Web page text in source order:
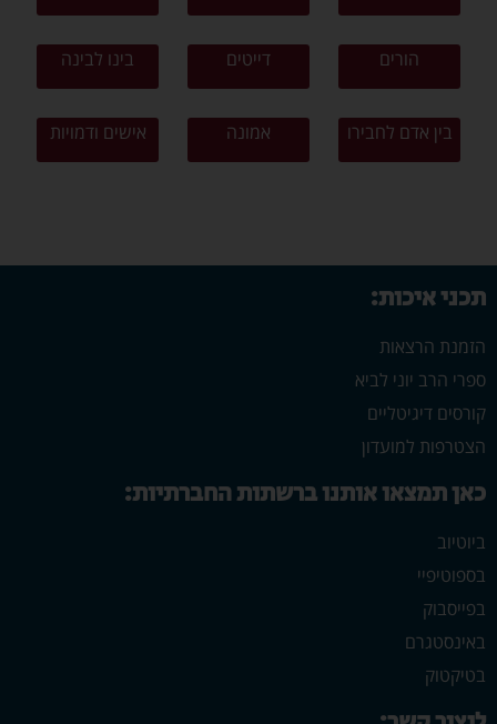
הורים דייטים בינו לבינה
בין אדם לחבירו אמונה אישים ודמויות
תכני איכות:
הזמנת הרצאות
ספרי הרב יוני לביא
קורסים דיגיטליים
הצטרפות למועדון
כאן תמצאו אותנו ברשתות החברתיות:
ביוטיוב
בספוטיפיי
בפייסבוק
באינסטגרם
בטיקטוק